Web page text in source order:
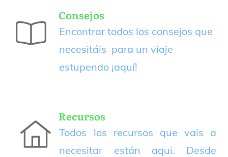
Consejos
Encontrar todos los consejos que
necesitáis para un viaje
estupendo ¡aquí!
Recursos
Todos los recursos que vais a
necesitar están aqui. Desde